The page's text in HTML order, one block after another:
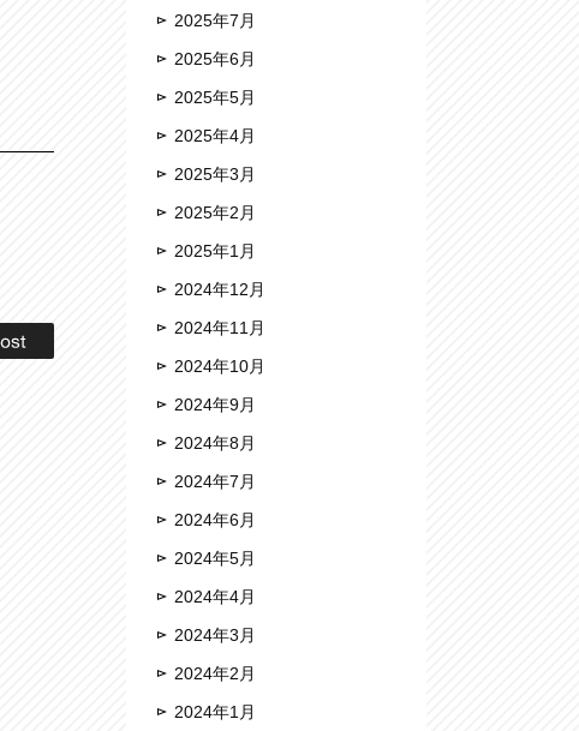
2025年7月
2025年6月
2025年5月
2025年4月
2025年3月
2025年2月
2025年1月
2024年12月
2024年11月
2024年10月
2024年9月
2024年8月
2024年7月
2024年6月
2024年5月
2024年4月
2024年3月
2024年2月
2024年1月